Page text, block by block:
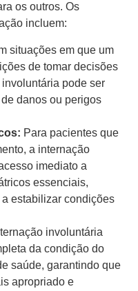
os outros. Os
incluem:
situações em que um
de tomar decisões
pode ser
danos ou perigos
Para pacientes que
a internação
imediato a
essenciais,
estabilizar condições
involuntária
da condição do
saúde, garantindo que
apropriado e